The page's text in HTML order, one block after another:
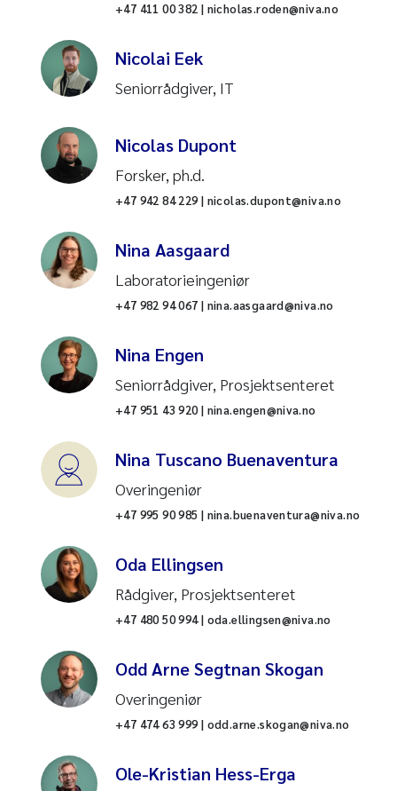
Nitrogenrensing
Oksygenforhold
Oppdrett
Oseanografi
Overvann
Per- og polyfluoralkylstoffer
(PFAS)
Planteplankton
Renseanlegg
Resirkulerende
akvakultursystem (RAS)
Sensorteknologi
Sur nedbør
Tungmetaller
Vannkjemi
+47 411 00 382 | nicholas.roden@niva.no
Nicolai Eek
Seniorrådgiver, IT
Nicolas Dupont
Forsker, ph.d.
+47 942 84 229 | nicolas.dupont@niva.no
Nina Aasgaard
Laboratorieingeniør
+47 982 94 067 | nina.aasgaard@niva.no
Nina Engen
Seniorrådgiver, Prosjektsenteret
+47 951 43 920 | nina.engen@niva.no
Nina Tuscano Buenaventura
Overingeniør
+47 995 90 985 | nina.buenaventura@niva.no
Oda Ellingsen
Rådgiver, Prosjektsenteret
+47 480 50 994 | oda.ellingsen@niva.no
Odd Arne Segtnan Skogan
Overingeniør
+47 474 63 999 | odd.arne.skogan@niva.no
Ole-Kristian Hess-Erga